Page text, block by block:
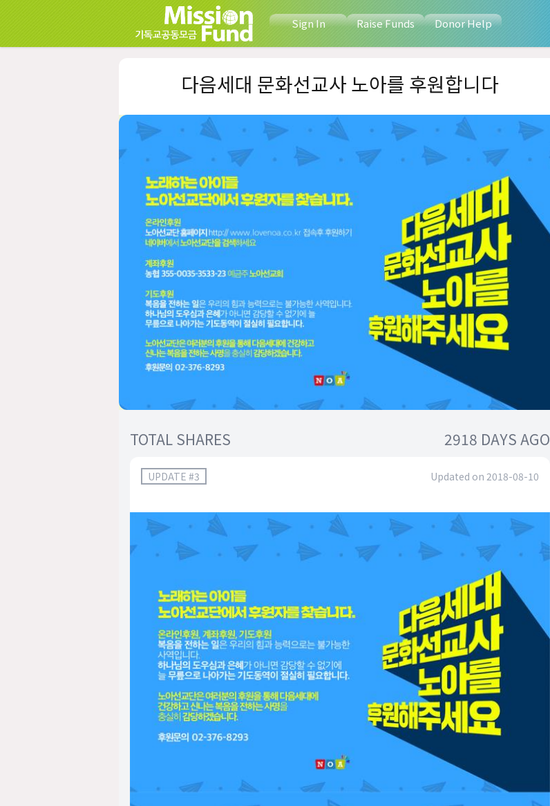
Sign In Raise Funds Donor Help
다음세대 문화선교사 노아를 후원합니다
TOTAL SHARES 2918 DAYS AGO
UPDATE #3 Updated on 2018-08-10